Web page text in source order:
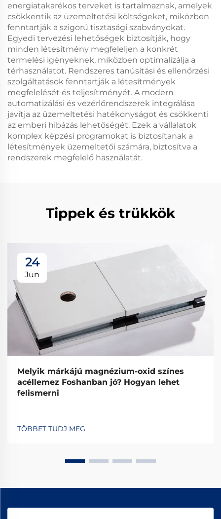
energiatakarékos terveket is tartalmaznak, amelyek
csökkentik az üzemeltetési költségeket, miközben
fenntartják a szigorú tisztasági szabványokat.
Egyedi tervezési lehetőségek biztosítják, hogy
minden létesítmény megfeleljen a konkrét
termelési igényeknek, miközben optimalizálja a
térhasználatot. Rendszeres tanúsítási és ellenőrzési
szolgáltatások fenntartják a létesítmények
megfelelését és teljesítményét. A modern
automatizálási és vezérlőrendszerek integrálása
javítja az üzemeltetési hatékonyságot és csökkenti
az emberi hibázás lehetőségét. Ezek a vállalatok
komplex képzési programokat is biztosítanak a
létesítmények üzemeltetői számára, biztosítva a
rendszerek megfelelő használatát.
Tippek és trükkök
24
Jun
Melyik márkájú magnézium-oxid színes
acéllemez Foshanban jó? Hogyan lehet
felismerni
TÖBBET TUDJ MEG